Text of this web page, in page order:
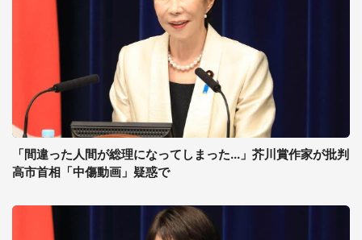
「間違った人間が総理になってしまった...」芥川賞作家が批判
高市首相「中傷動画」疑惑で